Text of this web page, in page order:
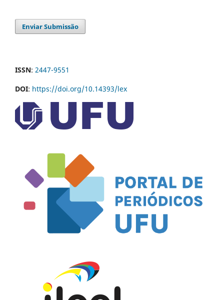
Enviar Submissão
ISSN: 2447-9551
DOI: https://doi.org/10.14393/lex